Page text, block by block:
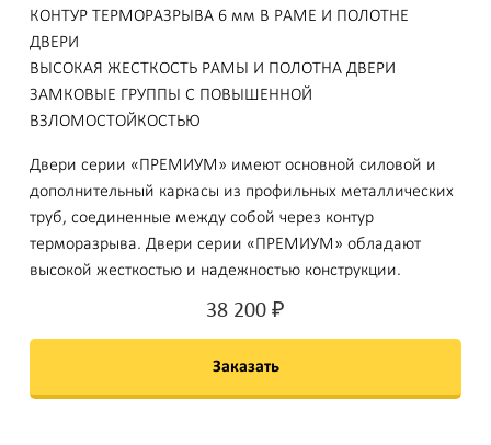
КОНТУР ТЕРМОРАЗРЫВА 6 мм В РАМЕ И ПОЛОТНЕ
ДВЕРИ
ВЫСОКАЯ ЖЕСТКОСТЬ РАМЫ И ПОЛОТНА ДВЕРИ
ЗАМКОВЫЕ ГРУППЫ С ПОВЫШЕННОЙ
ВЗЛОМОСТОЙКОСТЬЮ
Двери серии «ПРЕМИУМ» имеют основной силовой и
дополнительный каркасы из профильных металлических
труб, соединенные между собой через контур
терморазрыва. Двери серии «ПРЕМИУМ» обладают
высокой жесткостью и надежностью конструкции.
38 200 ₽
Заказать